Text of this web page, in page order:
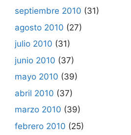
septiembre 2010 (31)
agosto 2010 (27)
julio 2010 (31)
junio 2010 (37)
mayo 2010 (39)
abril 2010 (37)
marzo 2010 (39)
febrero 2010 (25)